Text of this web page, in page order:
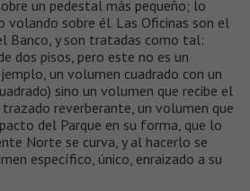
un pedestal más pequeño; lo
volando sobre él. Las Oficinas son el
Banco, y son tratadas como tal:
dos pisos, pero este no es un
un volumen cuadrado con un
sino un volumen que recibe el
reverberante, un volumen que
del Parque en su forma, que lo
Norte se curva, y al hacerlo se
específico, único, enraizado a su